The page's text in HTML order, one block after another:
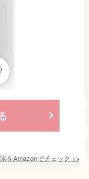
をAmazonでチェック >>